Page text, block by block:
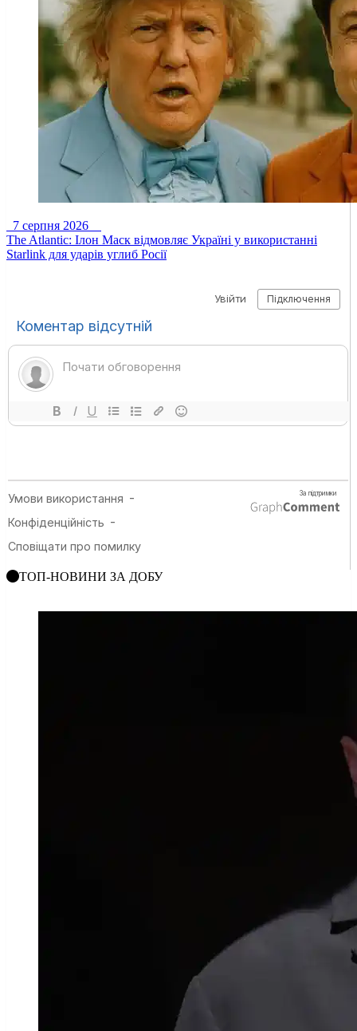
7 серпня 2026
The Atlantic: Ілон Маск відмовляє Україні у використанні
Starlink для ударів углиб Росії
ТОП-НОВИНИ ЗА ДОБУ